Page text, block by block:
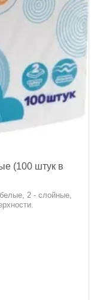
(100 штук в
2 - слойные,